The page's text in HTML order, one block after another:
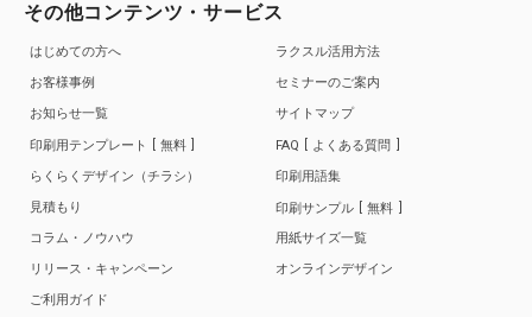
その他コンテンツ・サービス
はじめての方へ
お客様事例
お知らせ一覧
印刷用テンプレート
無料
らくらくデザイン（チラシ）
見積もり
コラム・ノウハウ
リリース・キャンペーン
ご利用ガイド
ラクスル活用方法
セミナーのご案内
サイトマップ
FAQ
よくある質問
印刷用語集
印刷サンプル
無料
用紙サイズ一覧
オンラインデザイン